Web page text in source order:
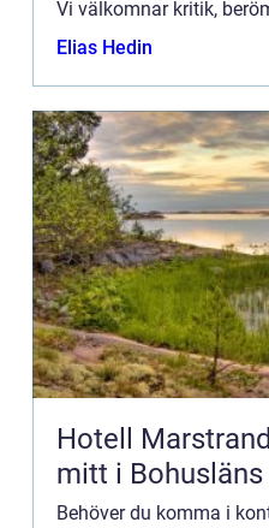
Vi välkomnar kritik,
kommentarer till
Elias Hedin
Hotell
mitt i
Behöver du komma i